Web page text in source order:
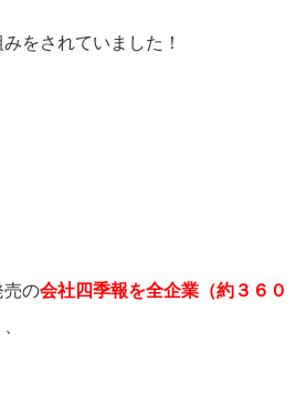
をされていました！
売の会社四季報を全企業（約３６０